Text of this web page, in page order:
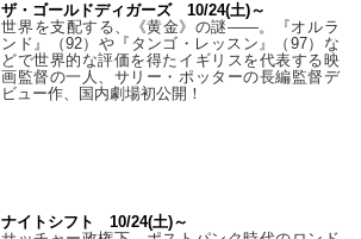
ザ・ゴールドディガーズ 10/24(土)～
世界を支配する、《黄金》の謎――。『オルラ
ンド』（92）や『タンゴ・レッスン』（97）な
どで世界的な評価を得たイギリスを代表する映
画監督の一人、サリー・ポッターの長編監督デ
ビュー作、国内劇場初公開！
ナイトシフト 10/24(土)～